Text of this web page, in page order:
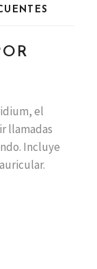
el
llamadas
Incluye